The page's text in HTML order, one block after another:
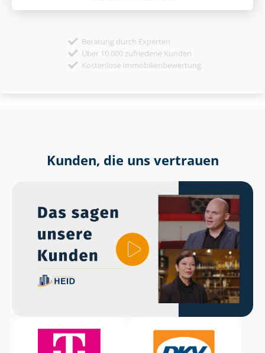
Beratung durch Experten
Über 10.000 zufriedene Kunden
Kostenlose Immobilienbewertung
Kunden, die uns vertrauen